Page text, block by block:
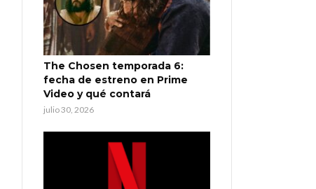
The Chosen temporada 6:
fecha de estreno en Prime
Video y qué contará
julio 30, 2026